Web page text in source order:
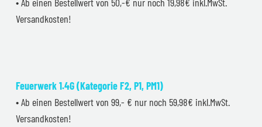
Versandkosten!
Feuerwerk 1.4G (Kategorie F2, P1, PM1)
• Ab einen Bestellwert von 99,- € nur noch 59,98€ inkl.MwSt.
Versandkosten!